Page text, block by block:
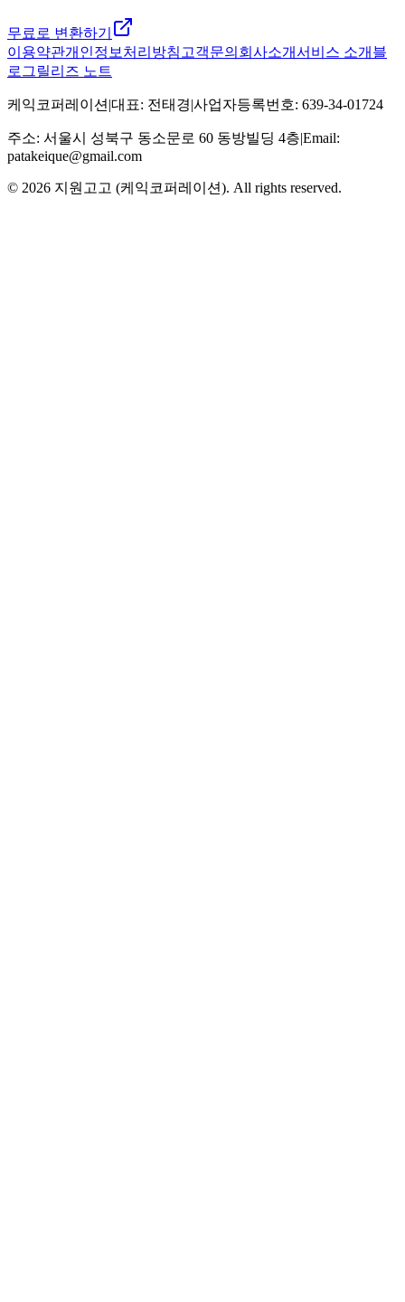
무료로 변환하기
이용약관개인정보처리방침 고객문의 회사소개서비스 소개 블
로그 릴리즈 노트
케익코퍼레이션 |대표: 전태경|사업자등록번호: 639-34-01724
주소: 서울시 성북구 동소문로 60 동방빌딩 4층|Email:
patakeique@gmail.com
© 2026 지원고고 (케익코퍼레이션). All rights reserved.